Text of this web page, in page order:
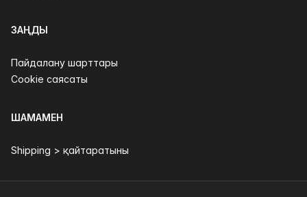
ЗАҢДЫ
Пайдалану шарттары
Cookie саясаты
ШАМАМЕН
Shipping > қайтаратыны